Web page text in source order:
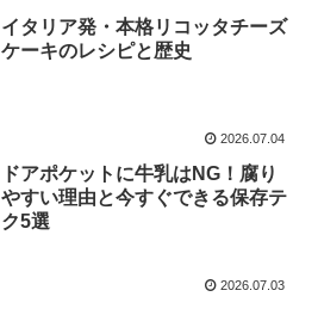
イタリア発・本格リコッタチーズ
ケーキのレシピと歴史
2026.07.04
ドアポケットに牛乳はNG！腐り
やすい理由と今すぐできる保存テ
ク5選
2026.07.03